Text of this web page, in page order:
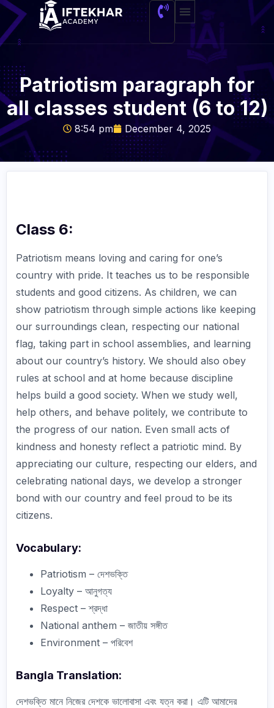
Patriotism paragraph for
all classes student (6 to 12)
8:54 pm December 4, 2025
Class 6:
Patriotism means loving and caring for one’s
country with pride. It teaches us to be responsible
students and good citizens. As children, we can
show patriotism through simple actions like keeping
our surroundings clean, respecting our national
flag, taking part in school assemblies, and learning
about our country’s history. We should also obey
rules at school and at home because discipline
helps build a good society. When we study well,
help others, and behave politely, we contribute to
the progress of our nation. Even small acts of
kindness and honesty reflect a patriotic mind. By
appreciating our culture, respecting our elders, and
celebrating national days, we develop a stronger
bond with our country and feel proud to be its
citizens.
Vocabulary:
Patriotism – দেশভক্তি
Loyalty – আনুগত্য
Respect – শ্রদ্ধা
National anthem – জাতীয় সঙ্গীত
Environment – পরিবেশ
Bangla Translation:
দেশভক্তি মানে নিজের দেশকে ভালোবাসা এবং যত্ন করা। এটি আমাদের